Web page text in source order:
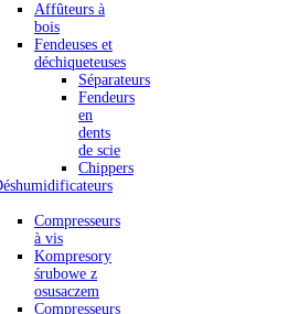
Affûteurs à
bois
Fendeuses et
déchiqueteuses
Séparateurs
Fendeurs
en
dents
de scie
Chippers
Compresseurs
à vis
Kompresory
śrubowe z
osusaczem
Compresseurs